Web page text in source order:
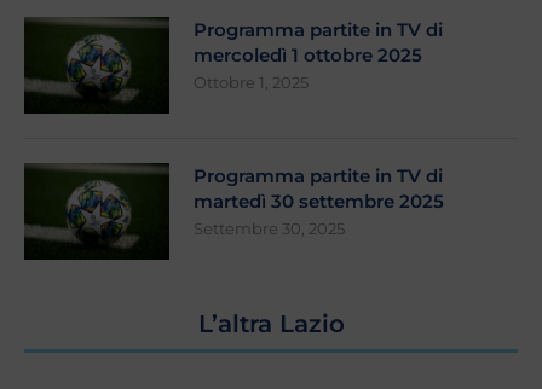
Programma partite in TV di
mercoledì 1 ottobre 2025
Ottobre 1, 2025
Programma partite in TV di
martedì 30 settembre 2025
Settembre 30, 2025
L’altra Lazio